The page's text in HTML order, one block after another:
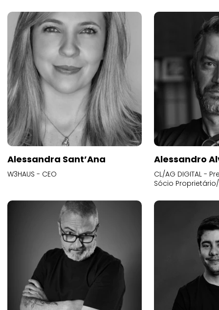
Alessandra Sant’Ana
W3HAUS - CEO
Alessandro
CL/AG DIGITAL -
Sócio